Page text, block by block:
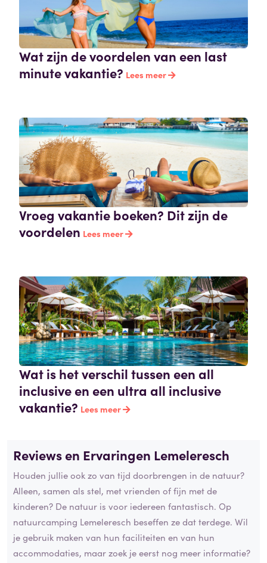
Wat zijn de voordelen van een last
minute vakantie? Lees meer
Vroeg vakantie boeken? Dit zijn de
voordelen Lees meer
Wat is het verschil tussen een all
inclusive en een ultra all inclusive
vakantie? Lees meer
Reviews en Ervaringen Lemeleresch
Houden jullie ook zo van tijd doorbrengen in de natuur?
Alleen, samen als stel, met vrienden of fijn met de
kinderen? De natuur is voor iedereen fantastisch. Op
natuurcamping Lemeleresch beseffen ze dat terdege. Wil
je gebruik maken van hun faciliteiten en van hun
accommodaties, maar zoek je eerst nog meer informatie?